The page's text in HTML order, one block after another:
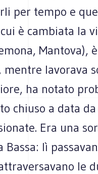
per tempo e
è cambiata la
Mantova),
lavorava
ha notato
chiuso a data
Era una
Bassa: lì
le